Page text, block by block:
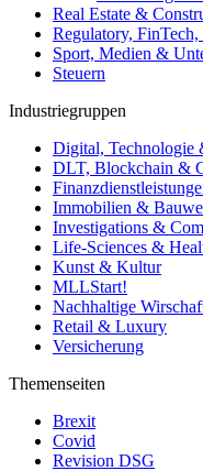
Real Estate &
Regulatory,
Sport, Medien &
Steuern
Industriegruppen
Digital, Technologie
DLT, Blockchain &
Immobilien &
Investigations &
Life-Sciences &
Kunst & Kultur
MLLStart!
Nachhaltige
Retail & Luxury
Versicherung
Themenseiten
Brexit
Covid
Revision DSG